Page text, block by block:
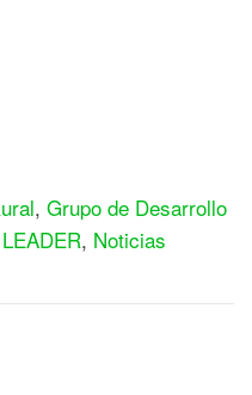
, Grupo de Desarrollo
LEADER, Noticias